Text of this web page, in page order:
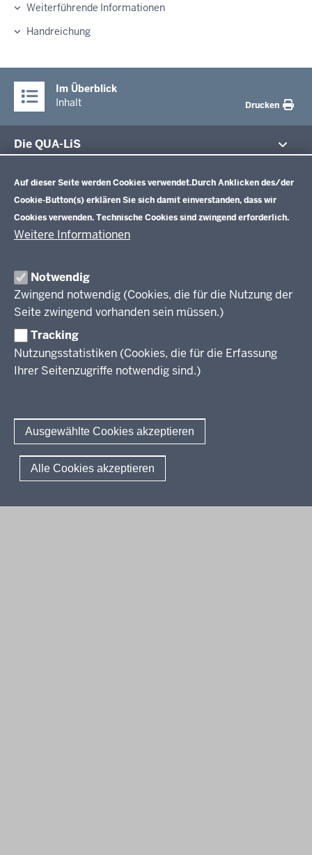
Auf dieser Seite werden Cookies verwendet.Durch Anklicken des/der
Cookie-Button(s) erklären Sie sich damit einverstanden, dass wir
Cookies verwenden. Technische Cookies sind zwingend erforderlich.
Weitere Informationen
Notwendig
Zwingend notwendig (Cookies, die für die Nutzung der
Seite zwingend vorhanden sein müssen.)
Tracking
Nutzungsstatistiken (Cookies, die für die Erfassung
Ihrer Seitenzugriffe notwendig sind.)
Ausgewählte Cookies akzeptieren
Alle Cookies akzeptieren
Weiterführende Informationen
Handreichung
Im Überblick
Inhalt
Drucken
Die QUA-LiS
Veröffentlichungen
Leitbild
Stellenangebote
Über uns
Schulentwicklung NRW
Schulentwicklung
Unterricht
Professionalisierung
Standardsicherung NRW
Berufsbildung NRW
Erwachsenenbildung
Wir über uns
Berichtswesen Weiterbildung
ElternMitWirkung NRW
KI:EB
Amtsblattabonnieren
© 2026 QUA-LiS
Fußzeile
Impressum Datenschutzerklärung